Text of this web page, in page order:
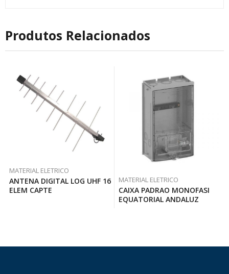
Produtos Relacionados
MATERIAL ELETRICO
ANTENA DIGITAL LOG UHF 16
ELEM CAPTE
MATERIAL ELETRICO
CAIXA PADRAO MONOFASI
EQUATORIAL ANDALUZ